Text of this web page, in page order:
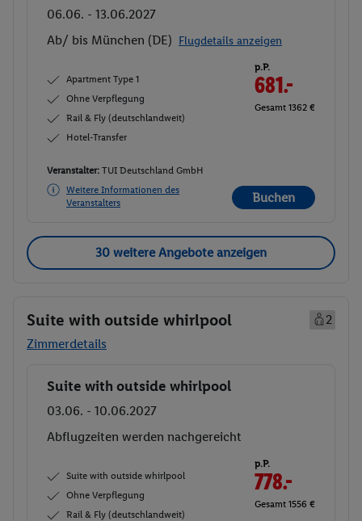
06.06. - 13.06.2027
Ab/ bis München (DE) Flugdetails anzeigen
Apartment Type 1
Ohne Verpflegung
Rail & Fly (deutschlandweit)
Hotel-Transfer
p.P.
681.-
Gesamt 1362 €
Veranstalter: TUI Deutschland GmbH
Weitere Informationen des
Veranstalters
Buchen
30 weitere Angebote anzeigen
Suite with outside whirlpool
2
Zimmerdetails
Buchen
Suite with outside whirlpool
03.06. - 10.06.2027
Ab/ bis München (DE) Flugdetails anzeigen
Suite with outside whirlpool
Ohne Verpflegung
Rail & Fly (deutschlandweit)
p.P.
778.-
Gesamt 1556 €